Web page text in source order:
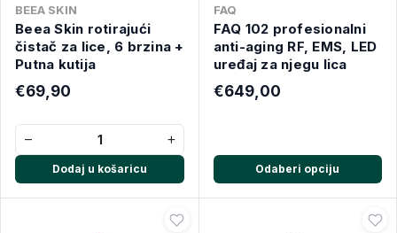
BEEA SKIN
Beea Skin rotirajući
čistač za lice, 6 brzina +
Putna kutija
€69,90
− +
Dodaj u košaricu
FAQ
FAQ 102 profesionalni
anti-aging RF, EMS, LED
uređaj za njegu lica
€649,00
Odaberi opciju